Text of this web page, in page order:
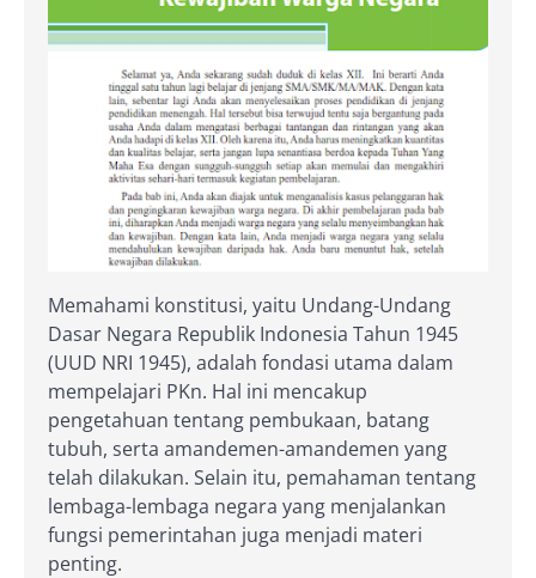
Memahami konstitusi, yaitu Undang-Undang
Dasar Negara Republik Indonesia Tahun 1945
(UUD NRI 1945), adalah fondasi utama dalam
mempelajari PKn. Hal ini mencakup
pengetahuan tentang pembukaan, batang
tubuh, serta amandemen-amandemen yang
telah dilakukan. Selain itu, pemahaman tentang
lembaga-lembaga negara yang menjalankan
fungsi pemerintahan juga menjadi materi
penting.